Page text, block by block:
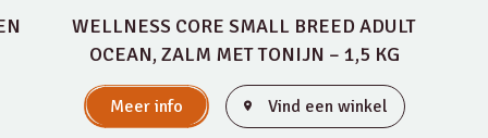
WELLNESS CORE SMALL BREED ADULT
OCEAN, ZALM MET TONIJN – 1,5 KG
Meer info Vind een winkel